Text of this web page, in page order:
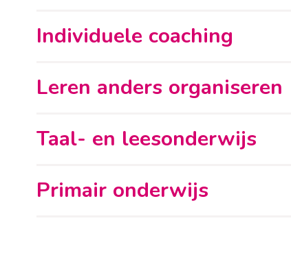
Individuele coaching
Leren anders organiseren
Taal- en leesonderwijs
Primair onderwijs